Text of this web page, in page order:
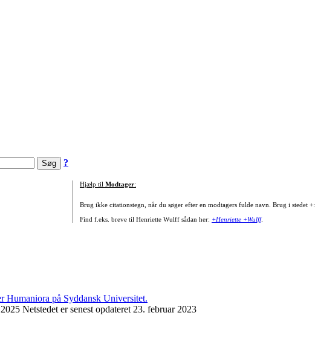
?
Hjælp til Modtager:
Brug ikke citationstegn, når du søger efter en modtagers fulde navn. Brug i stedet +:
Find f.eks. breve til Henriette Wulff sådan her: +Henriette +Wulff.
Netstedet er senest opdateret 23. februar 2023